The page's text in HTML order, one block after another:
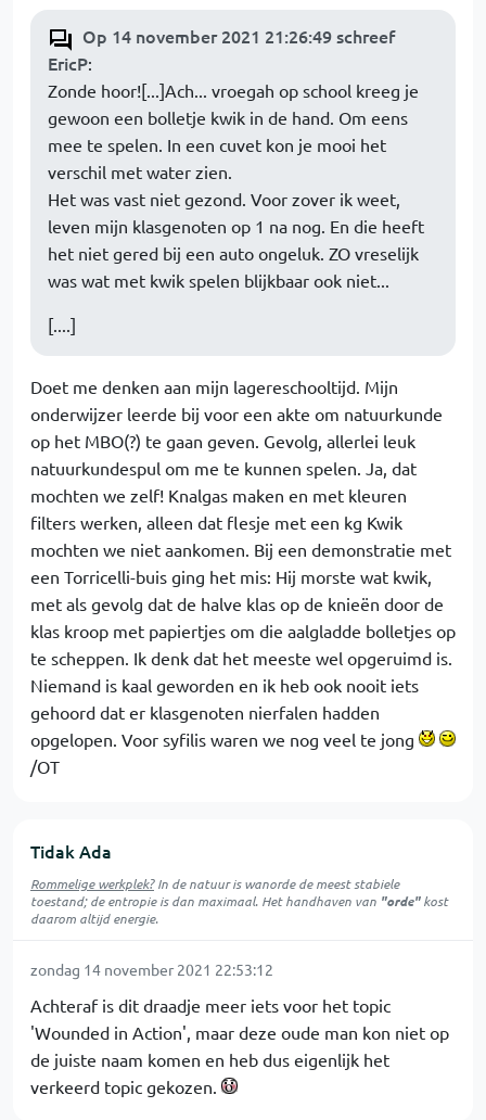
Op 14 november 2021 21:26:49 schreef
EricP:
Zonde hoor![...]Ach... vroegah op school kreeg je
gewoon een bolletje kwik in de hand. Om eens
mee te spelen. In een cuvet kon je mooi het
verschil met water zien.
Het was vast niet gezond. Voor zover ik weet,
leven mijn klasgenoten op 1 na nog. En die heeft
het niet gered bij een auto ongeluk. ZO vreselijk
was wat met kwik spelen blijkbaar ook niet...
[....]
Doet me denken aan mijn lagereschooltijd. Mijn
onderwijzer leerde bij voor een akte om natuurkunde
op het MBO(?) te gaan geven. Gevolg, allerlei leuk
natuurkundespul om me te kunnen spelen. Ja, dat
mochten we zelf! Knalgas maken en met kleuren
filters werken, alleen dat flesje met een kg Kwik
mochten we niet aankomen. Bij een demonstratie met
een Torricelli-buis ging het mis: Hij morste wat kwik,
met als gevolg dat de halve klas op de knieën door de
klas kroop met papiertjes om die aalgladde bolletjes op
te scheppen. Ik denk dat het meeste wel opgeruimd is.
Niemand is kaal geworden en ik heb ook nooit iets
gehoord dat er klasgenoten nierfalen hadden
opgelopen. Voor syfilis waren we nog veel te jong
/OT
Tidak Ada
Rommelige werkplek?In de natuur iswanordede meest stabiele
toestand; de entropie is dan maximaal. Het handhaven van "orde"kost
daarom altijd energie.
zondag 14 november 2021 22:53:12
Achteraf is dit draadje meer iets voor het topic
'Wounded in Action', maar deze oude man kon niet op
de juiste naam komen en heb dus eigenlijk het
verkeerd topic gekozen.